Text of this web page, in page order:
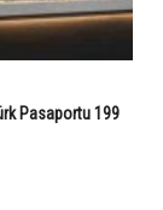
Pasaportu 199